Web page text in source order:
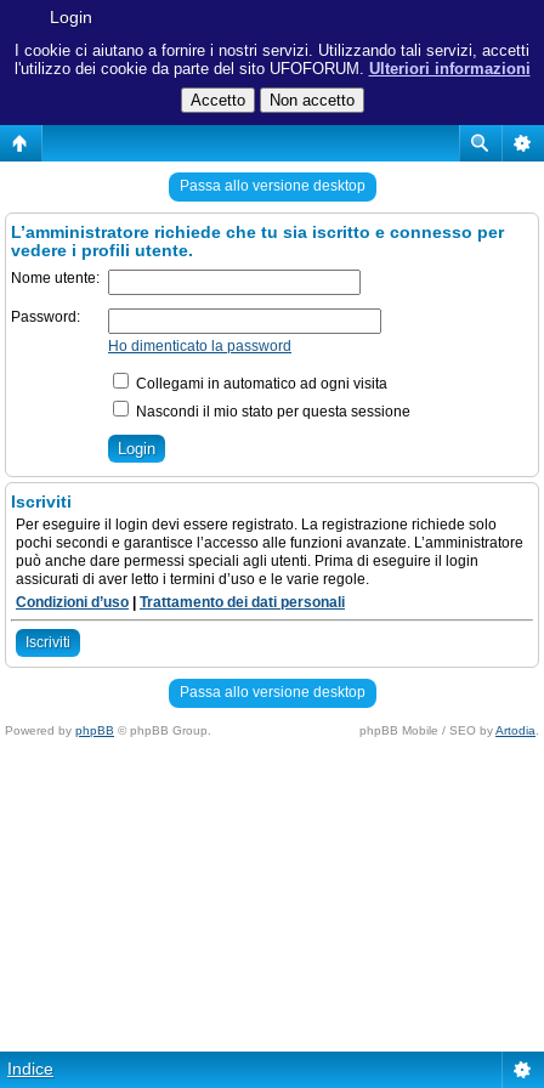
I cookie ci aiutano a fornire i nostri servizi. Utilizzando tali servizi, accetti
l'utilizzo dei cookie da parte del sito UFOFORUM. Ulteriori informazioni
Login
Passa allo versione desktop
L’amministratore richiede che tu sia iscritto e connesso per
vedere i profili utente.
Nome utente:
Password:
Ho dimenticato la password
Collegami in automatico ad ogni visita
Nascondi il mio stato per questa sessione
Iscriviti
Per eseguire il login devi essere registrato. La registrazione richiede solo
pochi secondi e garantisce l’accesso alle funzioni avanzate. L’amministratore
può anche dare permessi speciali agli utenti. Prima di eseguire il login
assicurati di aver letto i termini d’uso e le varie regole.
Condizioni d’uso
Trattamento dei dati personali
Iscriviti
Passa allo versione desktop
Powered by phpBB © phpBB Group. phpBB Mobile / SEO byArtodia
Indice